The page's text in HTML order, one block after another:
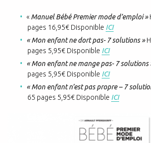
« Manuel Bébé Premier mode d’emploi »
pages 16,95€ Disponible ICI
« Mon enfant ne dort pas- 7 solutions »
pages 5,95€ Disponible ICI
« Mon enfant ne mange pas- 7 solutions
pages 5,95€ Disponible ICI
« Mon enfant n’est pas propre – 7
65 pages 5,95€ Disponible ICI